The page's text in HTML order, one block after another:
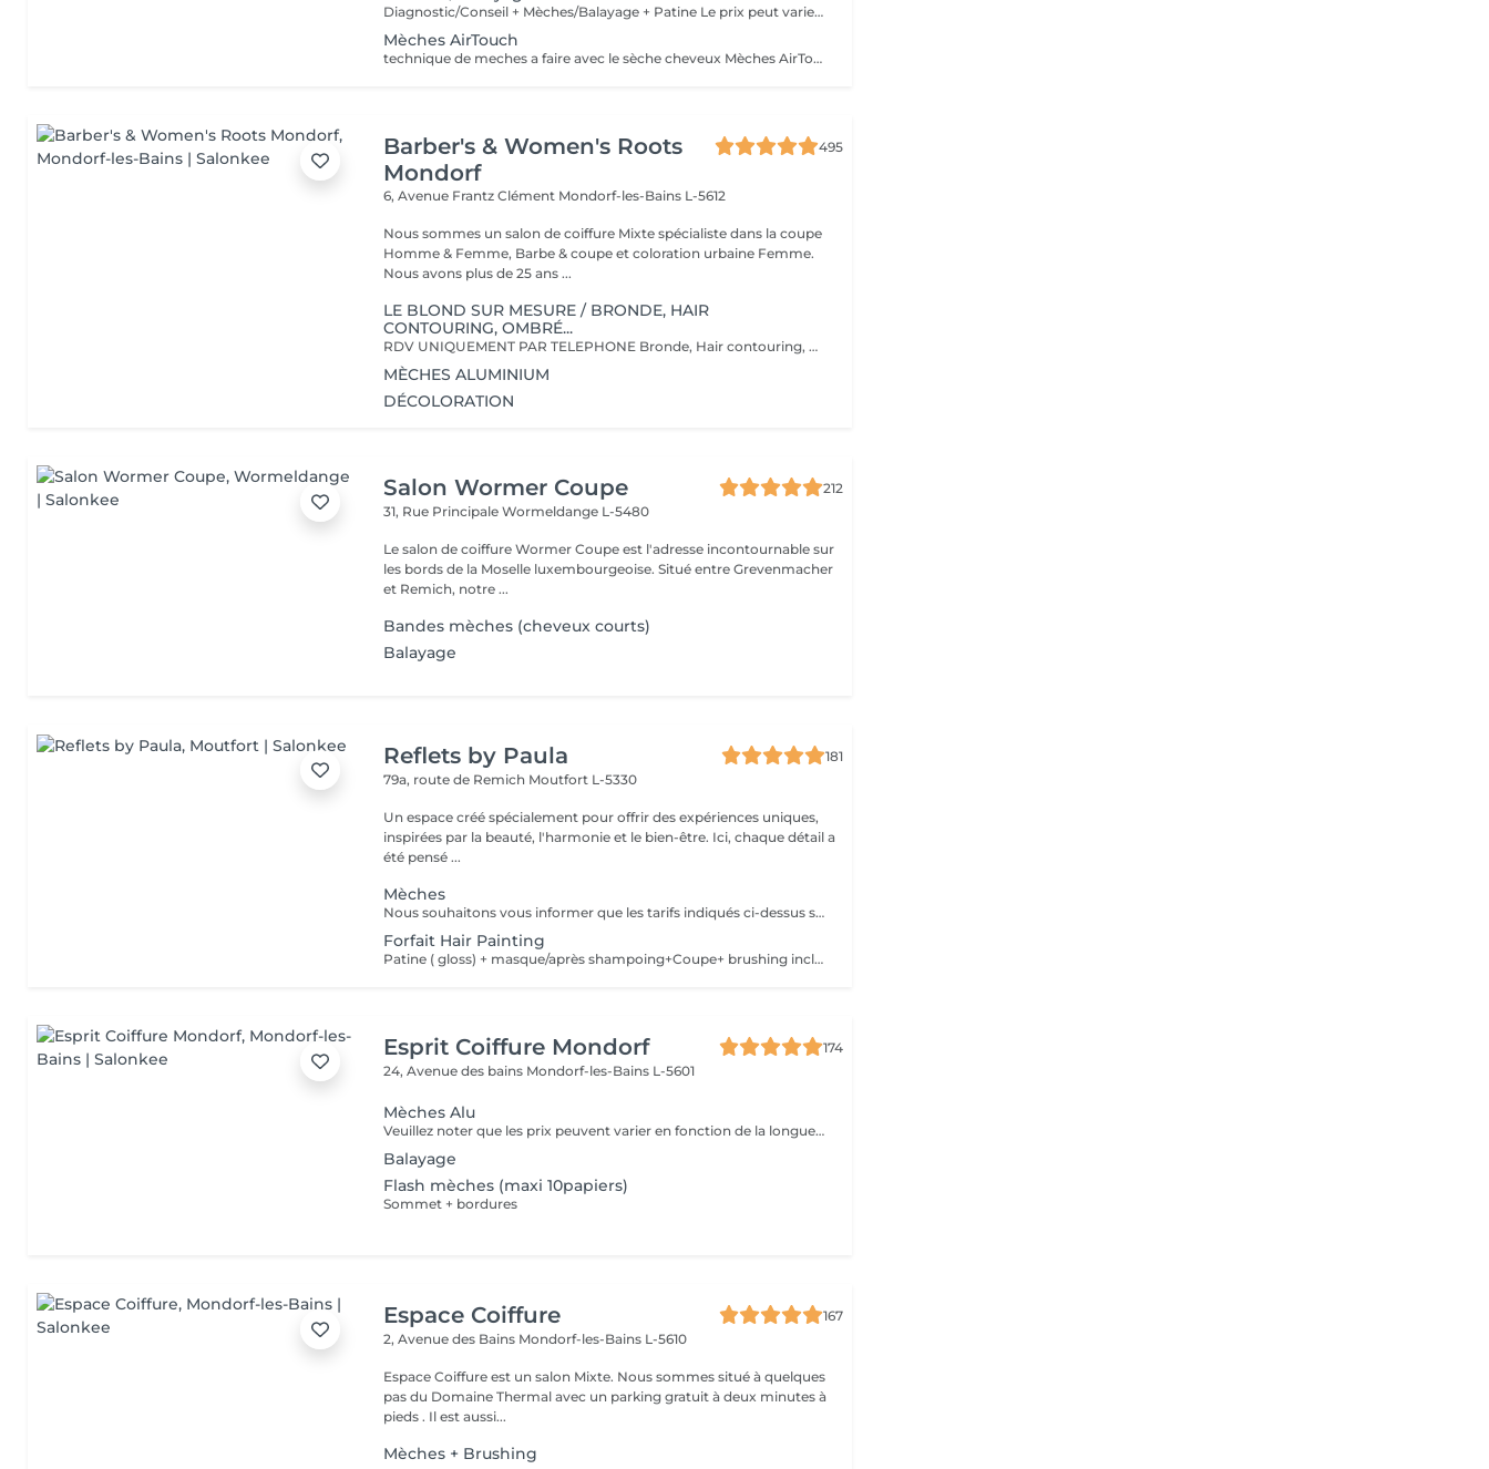
Diagnostic/Conseil + Mèches/Balayage + Patine Le prix peut varier par rapport la technique a travailler pour atteindre le résultat souhaiter.
Mèches AirTouch
technique de meches a faire avec le sèche cheveux Mèches AirTouch+ Patine
Barber's & Women's Roots
Mondorf
495
6, Avenue Frantz Clément Mondorf-les-Bains L-5612
Nous sommes un salon de coiffure Mixte spécialiste dans la coupe
Homme & Femme, Barbe & coupe et coloration urbaine Femme.
Nous avons plus de 25 ans ...
LE BLOND SUR MESURE / BRONDE, HAIR
CONTOURING, OMBRÉ...
RDV UNIQUEMENT PAR TELEPHONE Bronde, Hair contouring, Ombré ... Inclus Shampoings, soin spécifique. Produits de colorations Davines. L'innovation Plex est inclus dans tout nos produit de décoloration.
MÈCHES ALUMINIUM
DÉCOLORATION
Salon Wormer Coupe
212
31, Rue PrincipaleWormeldange L-5480
Le salon de coiffure Wormer Coupe est l'adresse incontournable sur
les bords de la Moselle luxembourgeoise. Situé entre Grevenmacher
et Remich, notre ...
Bandes mèches (cheveux courts)
Balayage
Reflets by Paula
181
79a, route de Remich Moutfort L-5330
Un espace créé spécialement pour offrir des expériences uniques,
inspirées par la beauté, l'harmonie et le bien-être. Ici, chaque détail a
été pensé ...
Mèches
Nous souhaitons vous informer que les tarifs indiqués ci-dessus sont les tarifs de base et à titre informatif uniquement. Il est important de noter que le coût de votre prestation peut varier en fonction de différents facteurs tels que la masse de vos cheveux, la technique utilisée, la quantité de produits nécessaires et la durée de la prestation. Chez notre salon, nous offrons un service personnalisé pour chaque cliente, ce qui signifie que les tarifs peuvent être ajustés en fonction de vos besoins spécifiques. Afin d'obtenir un devis plus précis, nous vous invitons à vous rendre au salon pour une consultation. Notre équipe d'experts sera en mesure d'évaluer vos besoins et de vous fournir un devis approximatif en fonction de vos préférences. Veuillez noter que les tarifs ne sont pas fixes et peuvent varier en fonction des services supplémentaires que vous souhaitez inclure dans votre prestation, tels que la patine, le brushing, la coupe, et tout autre traitement supplémentaire. Nous tenons à offrir une expérience sur mesure à nos clientes et à garantir la satisfaction de chacune d'entre vous. Pour toute question ou demande de renseignements complémentaires, n'hésitez pas à nous contacter. Nous serons ravis de vous aider. Merci de votre compréhension et nous avons hâte de vous accueillir dans notre salon. Cordialement, L'équipe du salon.
Forfait Hair Painting
Patine ( gloss) + masque/après shampoing+Coupe+ brushing inclus
Esprit Coiffure Mondorf
174
24, Avenue des bains Mondorf-les-Bains L-5601
Mèches Alu
Veuillez noter que les prix peuvent varier en fonction de la longueur des cheveux.
Balayage
Flash mèches (maxi 10papiers)
Sommet + bordures
Espace Coiffure
167
2, Avenue des Bains Mondorf-les-Bains L-5610
Espace Coiffure est un salon Mixte. Nous sommes situé à quelques
pas du Domaine Thermal avec un parking gratuit à deux minutes à
pieds . Il est aussi...
Mèches + Brushing